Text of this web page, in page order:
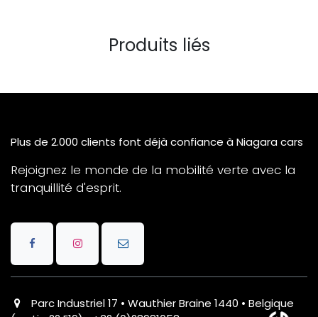
Produits liés
Plus de 2.000 clients font déjà confiance à Niagara cars
Rejoignez le monde de la mobilité verte avec la
tranquillité d'esprit.
Parc Industriel 17 • Wauthier Braine 1440 • Belgique